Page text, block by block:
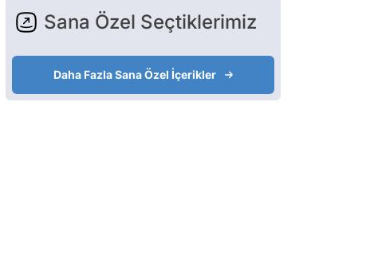
Sana Özel Seçtiklerimiz
Daha Fazla Sana Özel İçerikler